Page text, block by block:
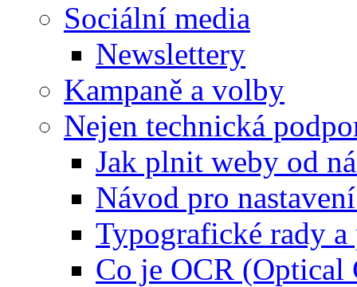
Sociální media
Newslettery
Kampaně a volby
Nejen technická
Jak plnit weby od
Návod pro
Typografické rady
Co je OCR